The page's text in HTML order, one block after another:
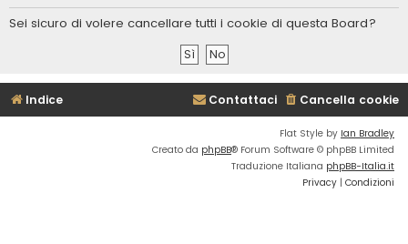
c
Sei sicuro di volere cancellare tutti i cookie di questa Board?
Indice Cancella cookie
Contattaci
Flat Style by Ian Bradley
Creato da phpBB® Forum Software © phpBB Limited
Traduzione Italiana phpBB-Italia.it
Privacy | Condizioni